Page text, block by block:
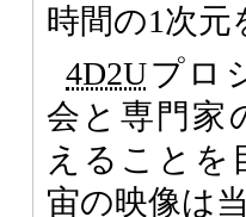
時間の1次元
4D2Uプロ
会と専門家
えることを
宙の映像は